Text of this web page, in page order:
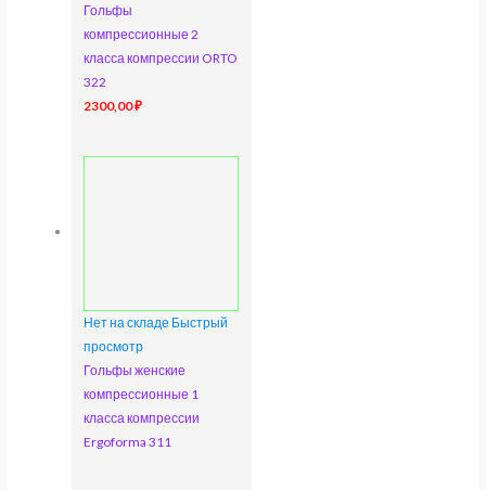
Гольфы
компрессионные 2
класса компрессии ORTO
322
2300,00₽
Нет на складе Быстрый
просмотр
Гольфы женские
компрессионные 1
класса компрессии
Ergoforma 311